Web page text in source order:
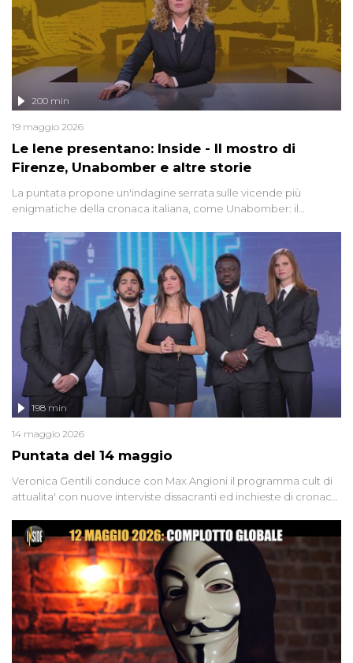
Le Iene presentano: Inside - Il mostro di
Firenze, Unabomber e altre storie
200 min
19 maggio 2026
La puntata propone un'indagine serrata sulle vicende più
enigmatiche della cronaca italiana, come Unabomber: il
'90 e il 2000 che, inquietantemente, potrebbe essere ancora in
libertà. Lo speciale affronta inoltre le zone d'ombra sul Mostro di
Firenze, le cui responsabilità appaiono ancora oggi avvolte in un
groviglio di dubbi mai chiariti. Nel corso dello speciale anche
l'intervista inedita a Olindo Romano, realizzata ne...
Puntata del 14 maggio
198 min
14 maggio 2026
Veronica Gentili conduce con Max Angioni il programma cult di
attualita' con nuove interviste dissacranti ed inchieste di cronaca